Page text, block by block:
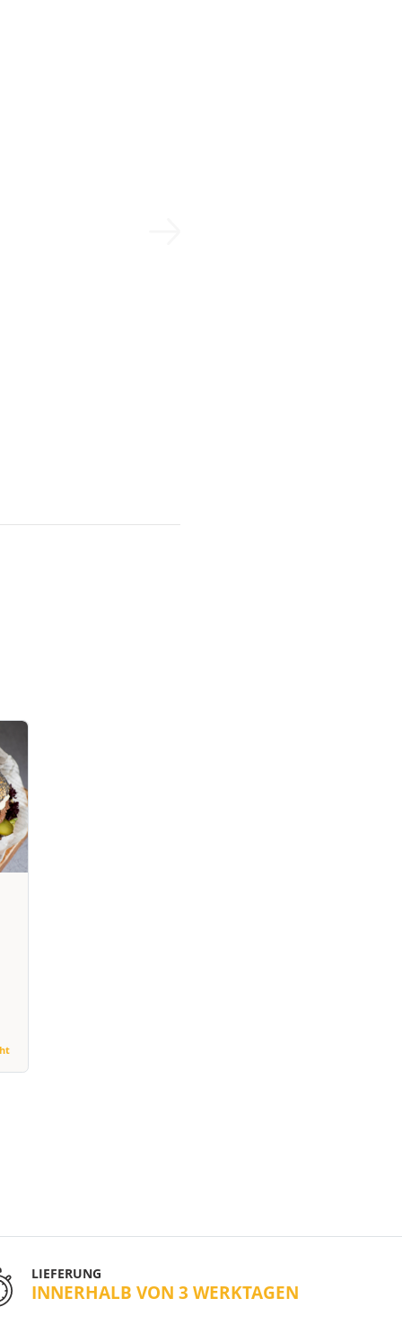
LIEFERUNG
INNERHALB VON 3 WERKTAGEN